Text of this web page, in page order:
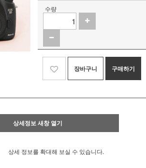
수량
장바구니 구매하기
상세정보 새창 열기
상세 정보를 확대해 보실 수 있습니다.